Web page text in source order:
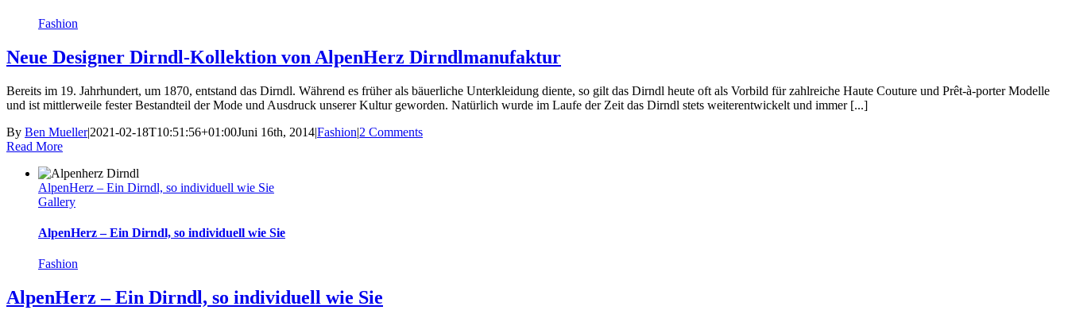
Fashion
Neue Designer Dirndl-Kollektion von AlpenHerz Dirndlmanufaktur
Bereits im 19. Jahrhundert, um 1870, entstand das Dirndl. Während es früher als bäuerliche Unterkleidung diente, so gilt das Dirndl heute oft als Vorbild für zahlreiche Haute Couture und Prêt-à-porter Modelle
und ist mittlerweile fester Bestandteil der Mode und Ausdruck unserer Kultur geworden. Natürlich wurde im Laufe der Zeit das Dirndl stets weiterentwickelt und immer [...]
By Ben Mueller|2021-02-18T10:51:56+01:00Juni 16th, 2014|Fashion|2 Comments
Read More
AlpenHerz – Ein Dirndl, so individuell wie Sie
Gallery
AlpenHerz – Ein Dirndl, so individuell wie Sie
Fashion
AlpenHerz – Ein Dirndl, so individuell wie Sie